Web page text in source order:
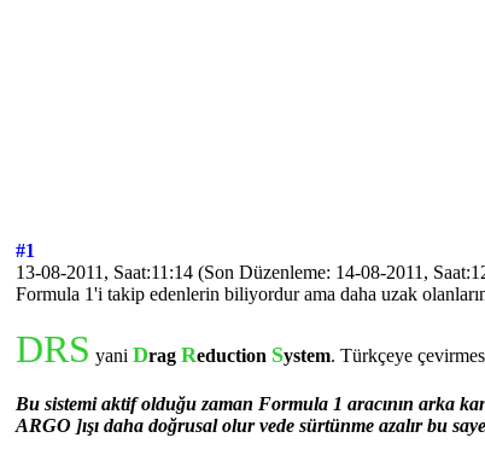
#1
13-08-2011, Saat:11:14 (Son Düzenleme: 14-08-2011,
Formula 1'i takip edenlerin biliyordur ama daha uzak
DRS yani Drag Reduction System. Türkçeye
Bu sistemi aktif olduğu zaman Formula 1 aracının arka
ARGO ]ışı daha doğrusal olur vede sürtünme azalır bu